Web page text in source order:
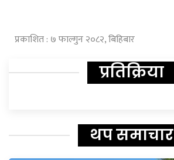
प्रकाशित : ७ फाल्गुन २०८२, बिहिबार
प्रतिक्रिया
थप समाचार